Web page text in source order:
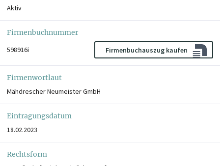
Aktiv
Firmenbuchnummer
598916i
Firmenbuchauszug kaufen
Firmenwortlaut
Mähdrescher Neumeister GmbH
Eintragungsdatum
18.02.2023
Rechtsform